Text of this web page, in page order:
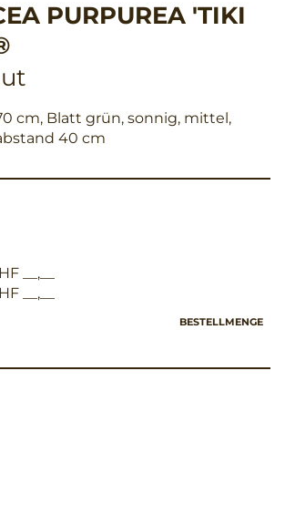
PURPUREA 'TIKI
cm, Blatt grün, sonnig, mittel,
40 cm
__,__
__,__
BESTELLMENGE